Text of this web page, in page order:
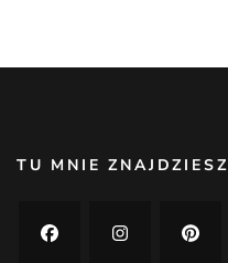
TU MNIE ZNAJDZIESZ